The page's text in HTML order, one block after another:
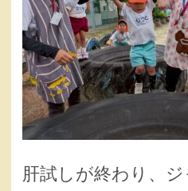
肝試しが終わり、